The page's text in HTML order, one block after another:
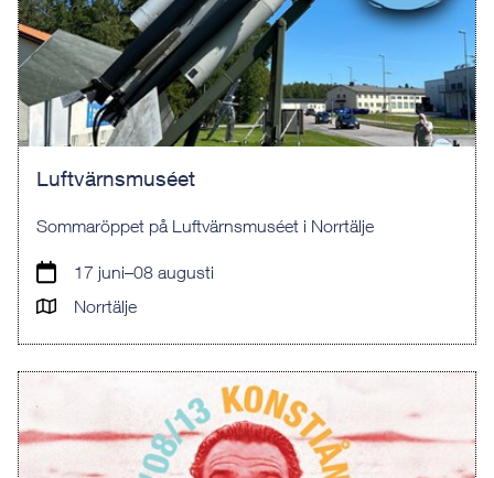
Luftvärnsmuséet
Sommaröppet på Luftvärnsmuséet i Norrtälje
17 juni–08 augusti
Norrtälje